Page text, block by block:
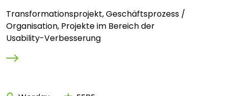
Transformationsprojekt, Geschäftsprozess /
Organisation, Projekte im Bereich der
Usability-Verbesserung